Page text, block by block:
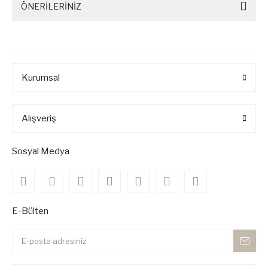
ÖNERİLERİNİZ
Kurumsal
Alışveriş
Sosyal Medya
E-Bülten